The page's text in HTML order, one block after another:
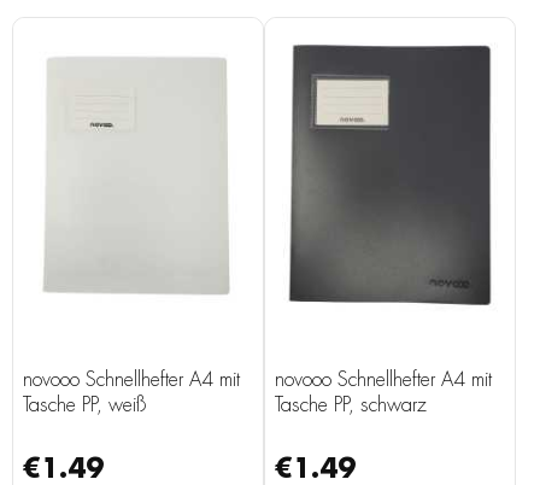
novooo Schnellhefter A4 mit
Tasche PP, weiß
€1.49
novooo Schnellhefter A4 mit
Tasche PP, schwarz
€1.49